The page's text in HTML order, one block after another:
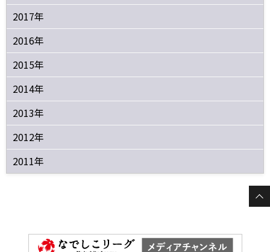
2017年
2016年
2015年
2014年
2013年
2012年
2011年